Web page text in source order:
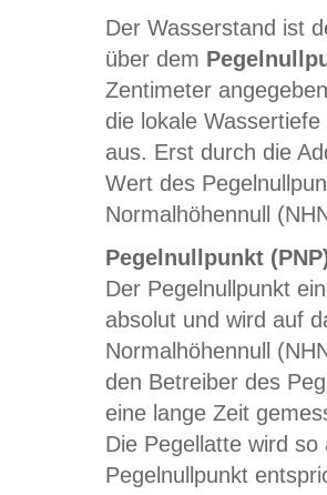
Der Wasserstand ist
über dem
Zentimeter
die lokale
aus. Erst durch die
Wert des
Normalhöhennull
Pegelnullpunkt
Der Pegelnullpunkt
absolut und wird auf
Normalhöhennull
den Betreiber des
eine lange Zeit
Die Pegellatte wird
Pegelnullpunkt